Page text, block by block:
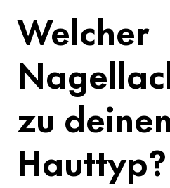
Welcher
zu
Hauttyp?